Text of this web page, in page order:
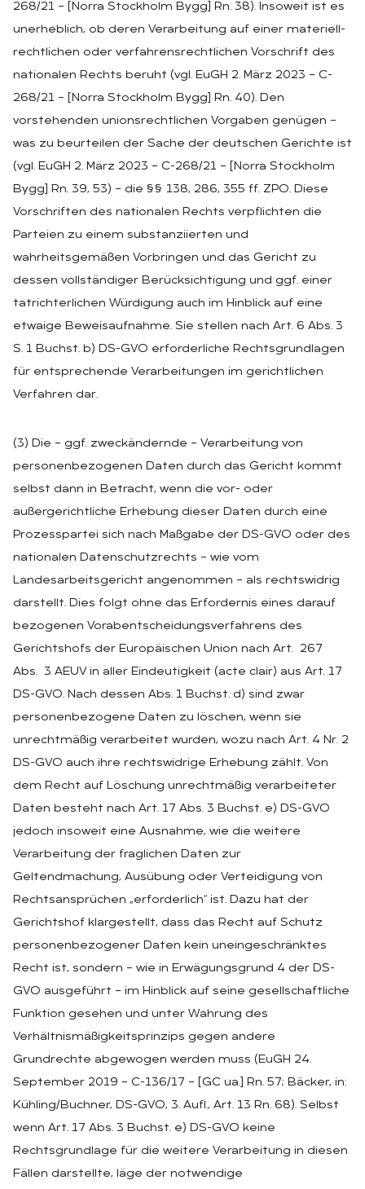
268/21 – [Norra Stockholm Bygg] Rn. 38). Insoweit ist es
unerheblich, ob deren Verarbeitung auf einer materiell-
rechtlichen oder verfahrensrechtlichen Vorschrift des
nationalen Rechts beruht (vgl. EuGH 2. März 2023 – C-
268/21 – [Norra Stockholm Bygg] Rn. 40). Den
vorstehenden unionsrechtlichen Vorgaben genügen –
was zu beurteilen der Sache der deutschen Gerichte ist
(vgl. EuGH 2. März 2023 – C-268/21 – [Norra Stockholm
Bygg] Rn. 39, 53) – die §§ 138, 286, 355 ff. ZPO. Diese
Vorschriften des nationalen Rechts verpflichten die
Parteien zu einem substanziierten und
wahrheitsgemäßen Vorbringen und das Gericht zu
dessen vollständiger Berücksichtigung und ggf. einer
tatrichterlichen Würdigung auch im Hinblick auf eine
etwaige Beweisaufnahme. Sie stellen nach Art. 6 Abs. 3
S. 1 Buchst. b) DS-GVO erforderliche Rechtsgrundlagen
für entsprechende Verarbeitungen im gerichtlichen
Verfahren dar.
(3) Die – ggf. zweckändernde – Verarbeitung von
personenbezogenen Daten durch das Gericht kommt
selbst dann in Betracht, wenn die vor- oder
außergerichtliche Erhebung dieser Daten durch eine
Prozesspartei sich nach Maßgabe der DS-GVO oder des
nationalen Datenschutzrechts – wie vom
Landesarbeitsgericht angenommen – als rechtswidrig
darstellt. Dies folgt ohne das Erfordernis eines darauf
bezogenen Vorabentscheidungsverfahrens des
Gerichtshofs der Europäischen Union nach Art. 267
Abs. 3 AEUV in aller Eindeutigkeit (acte clair) aus Art. 17
DS-GVO. Nach dessen Abs. 1 Buchst. d) sind zwar
personenbezogene Daten zu löschen, wenn sie
unrechtmäßig verarbeitet wurden, wozu nach Art. 4 Nr. 2
DS-GVO auch ihre rechtswidrige Erhebung zählt. Von
dem Recht auf Löschung unrechtmäßig verarbeiteter
Daten besteht nach Art. 17 Abs. 3 Buchst. e) DS-GVO
jedoch insoweit eine Ausnahme, wie die weitere
Verarbeitung der fraglichen Daten zur
Geltendmachung, Ausübung oder Verteidigung von
Rechtsansprüchen „erforderlich“ ist. Dazu hat der
Gerichtshof klargestellt, dass das Recht auf Schutz
personenbezogener Daten kein uneingeschränktes
Recht ist, sondern – wie in Erwägungsgrund 4 der DS-
GVO ausgeführt – im Hinblick auf seine gesellschaftliche
Funktion gesehen und unter Wahrung des
Verhältnismäßigkeitsprinzips gegen andere
Grundrechte abgewogen werden muss (EuGH 24.
September 2019 – C-136/17 – [GC ua.] Rn. 57; Bäcker, in:
Kühling/Buchner, DS-GVO, 3. Aufl., Art. 13 Rn. 68). Selbst
wenn Art. 17 Abs. 3 Buchst. e) DS-GVO keine
Rechtsgrundlage für die weitere Verarbeitung in diesen
Fällen darstellte, läge der notwendige